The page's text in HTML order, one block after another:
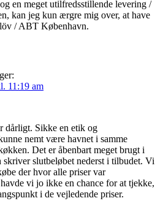
en meget utilfredsstillende levering /
kan jeg kun ærgre mig over, at have
/ ABT København.
11:19 am
dårligt. Sikke en etik og
nemt være havnet i samme
Det er åbenbart meget brugt i
skriver slutbeløbet nederst i tilbudet. Vi
der hvor alle priser var
vi jo ikke en chance for at tjekke,
i de vejledende priser.